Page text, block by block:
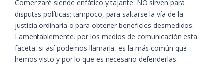
Comenzaré siendo enfático y tajante: NO sirven para
disputas políticas; tampoco, para saltarse la vía de la
justicia ordinaria o para obtener beneficios desmedidos.
Lamentablemente, por los medios de comunicación esta
faceta, si así podemos llamarla, es la más común que
hemos visto y por lo que es necesario defenderlas.